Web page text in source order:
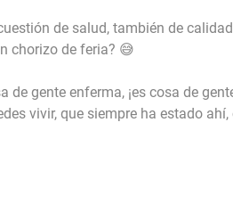
de salud, también de
chorizo de feria? 😅
gente enferma, ¡es cosa de
vivir, que siempre ha estado